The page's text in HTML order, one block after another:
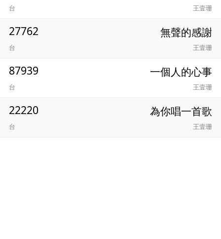
台 王壹珊
27762 無聲的感謝
台 王壹珊
87939 一個人的心事
台 王壹珊
22220 為你唱一首歌
台 王壹珊